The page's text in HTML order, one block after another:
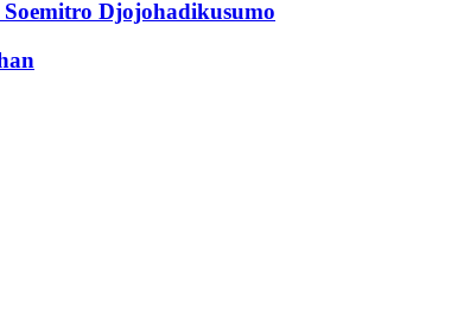
Djojohadikusumo